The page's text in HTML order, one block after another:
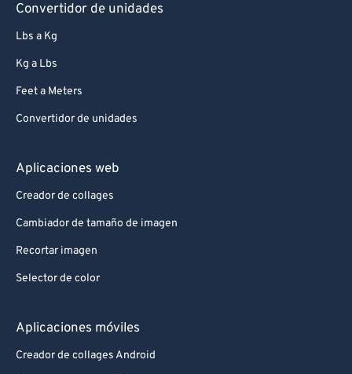
Convertidor de unidades
Lbs a Kg
Kg a Lbs
Feet a Meters
Convertidor de unidades
Aplicaciones web
Creador de collages
Cambiador de tamaño de imagen
Recortar imagen
Selector de color
Aplicaciones móviles
Creador de collages Android